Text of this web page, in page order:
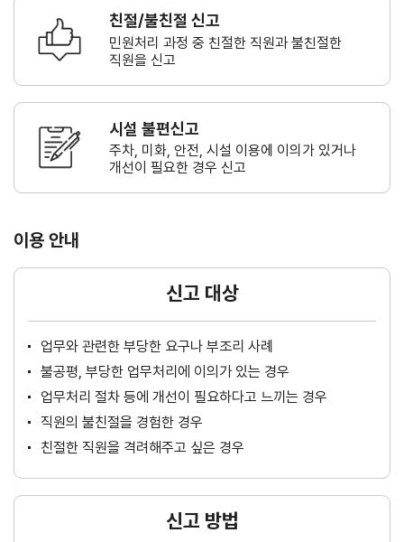
친절/불친절 신고
민원처리 과정 중 친절한 직원과불친절한
직원을 신고
시설 불편신고
주차, 미화, 안전, 시설 이용에 이의가 있거나
개선이 필요한 경우 신고
이용 안내
신고 대상
업무와 관련한 부당한 요구나 부조리 사례
불공평, 부당한 업무처리에 이의가 있는 경우
업무처리 절차 등에 개선이 필요하다고 느끼는 경우
직원의 불친절을 경험한 경우
친절한 직원을 격려해주고 싶은 경우
신고 방법